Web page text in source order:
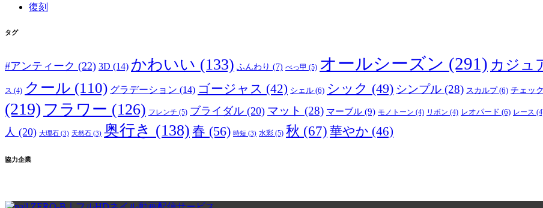
復刻
タグ
#アンティーク (22) 3D (14) かわいい (133) ふんわり (7) べっ甲 (5) オールシーズン (291) カジュ
ス (4) クール (110) グラデーション (14) ゴージャス (42) シェル (6) シック (49) シンプル (28) スカルプ(6) チェック
(219) フラワー (126) フレンチ (5) ブライダル (20) マット (28) マーブル (9) モノトーン (4) リボン (4) レオパード (6) レース
人 (20) 大理石 (3) 天然石 (3) 奥行き (138) 春 (56) 時短 (3) 水彩 (5) 秋 (67) 華やか (46)
協力企業